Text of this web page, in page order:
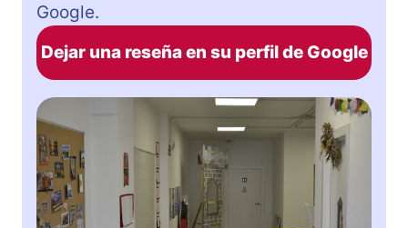
Google.
Dejar una reseña en su perfil de Google